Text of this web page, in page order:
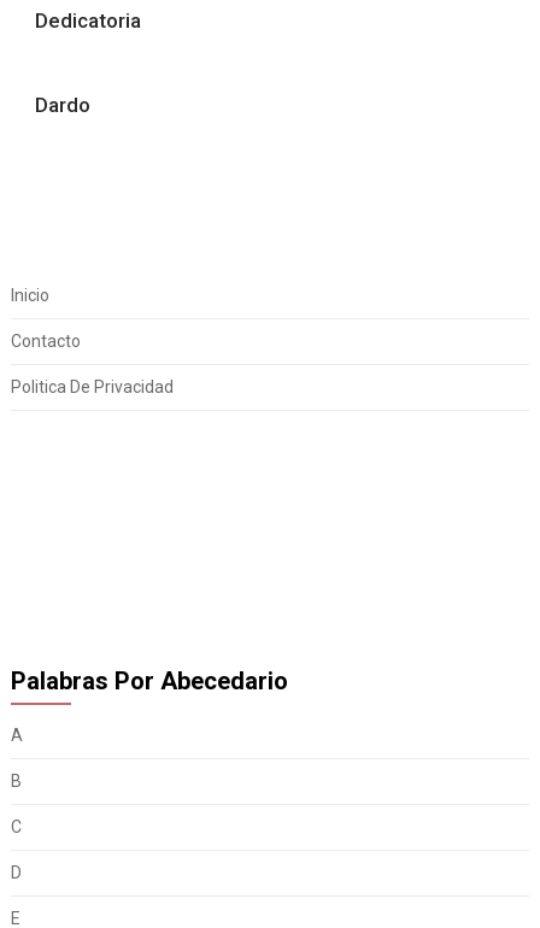
Dedicatoria
Dardo
Inicio
Contacto
Politica De Privacidad
Palabras Por Abecedario
A
B
C
D
E